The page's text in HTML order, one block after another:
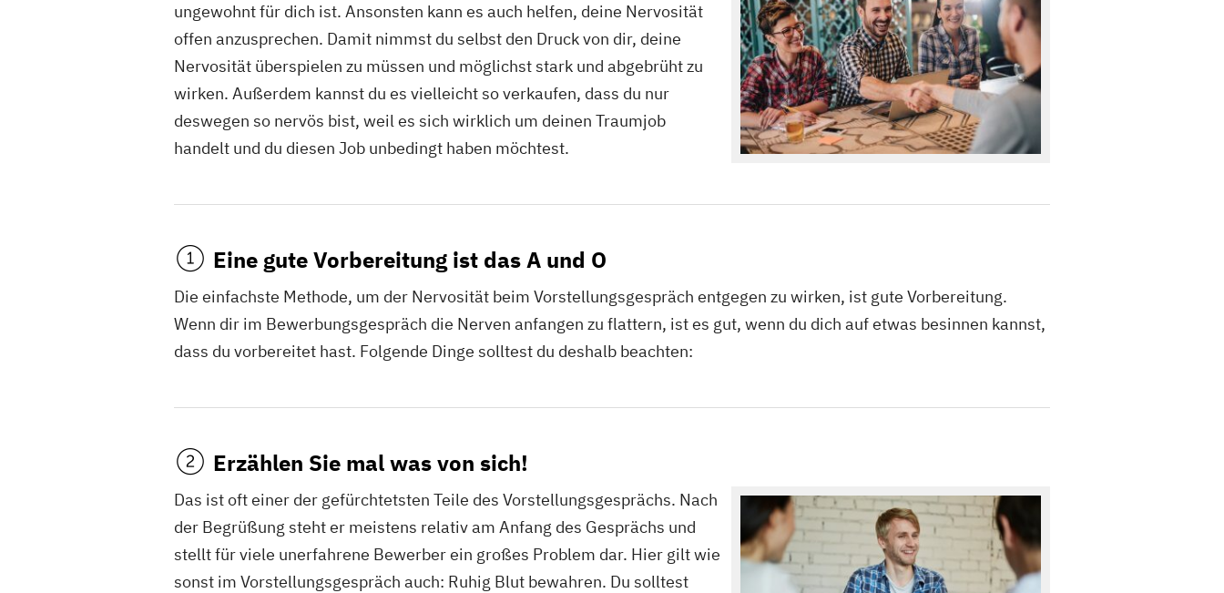
ungewohnt für dich ist. Ansonsten kann es auch helfen, deine Nervosität
offen anzusprechen. Damit nimmst du selbst den Druck von dir, deine
Nervosität überspielen zu müssen und möglichst stark und abgebrüht zu
wirken. Außerdem kannst du es vielleicht so verkaufen, dass du nur
deswegen so nervös bist, weil es sich wirklich um deinen Traumjob
handelt und du diesen Job unbedingt haben möchtest.
Eine gute Vorbereitung ist das A und O
Die einfachste Methode, um der Nervosität beim Vorstellungsgespräch entgegen zu wirken, ist gute Vorbereitung.
Wenn dir im Bewerbungsgespräch die Nerven anfangen zu flattern, ist es gut, wenn du dich auf etwas besinnen kannst,
dass du vorbereitet hast. Folgende Dinge solltest du deshalb beachten:
Erzählen Sie mal was von sich!
Das ist oft einer der gefürchtetsten Teile des Vorstellungsgesprächs. Nach
der Begrüßung steht er meistens relativ am Anfang des Gesprächs und
stellt für viele unerfahrene Bewerber ein großes Problem dar. Hier gilt wie
sonst im Vorstellungsgespräch auch: Ruhig Blut bewahren. Du solltest